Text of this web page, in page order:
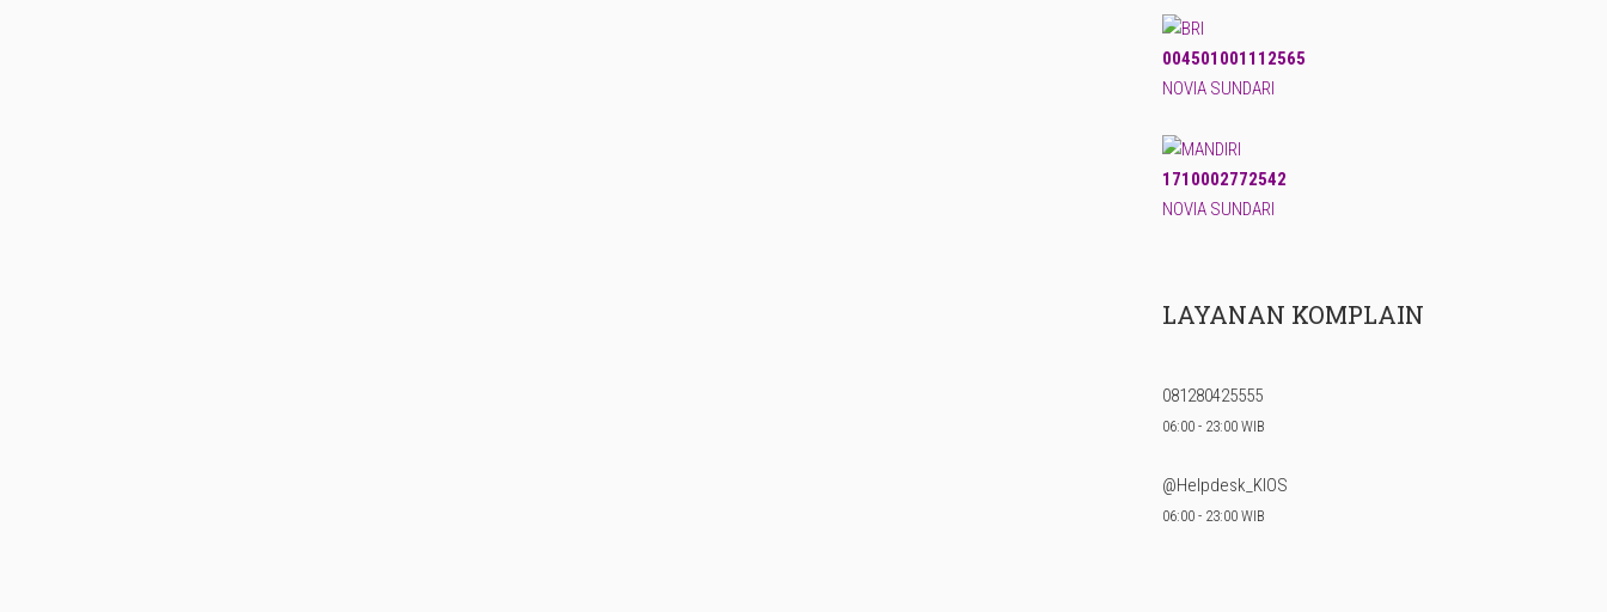
004501001112565
NOVIA SUNDARI
1710002772542
NOVIA SUNDARI
LAYANAN KOMPLAIN
081280425555
06:00 - 23:00 WIB
@Helpdesk_KIOS
06:00 - 23:00 WIB